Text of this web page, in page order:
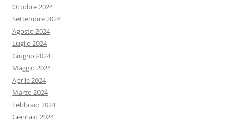
Ottobre 2024
Settembre 2024
Agosto 2024
Luglio 2024
Giugno 2024
Maggio 2024
Aprile 2024
Marzo 2024
Febbraio 2024
Gennaio 2024